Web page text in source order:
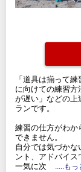
「道具は揃って
に向けての練習
が遅い」などの上
ランです。
練習の仕方がわか
できません。
自分では気づかな
ント、アドバイス
一気に次
.....も